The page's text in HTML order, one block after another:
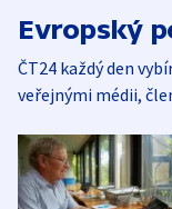
Evropský
ČT24 každý den
veřejnými médii,